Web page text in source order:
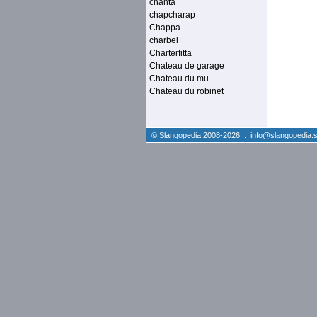
chanta
chapcharap
Chappa
charbel
Charterfitta
Chateau de garage
Chateau du mu
Chateau du robinet
© Slangopedia 2008-2026 :